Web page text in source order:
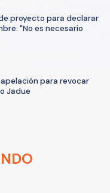
proyecto para declarar
"No es necesario
para revocar
Jadue